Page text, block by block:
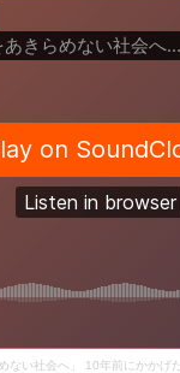
ない社会へ」 10年前にかかげ